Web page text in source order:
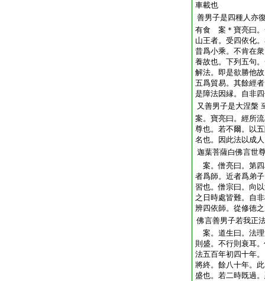
車載也
善男子是四種人亦
有食 案＊寶亮曰。
山王者。受四依化
昔爲小乘。不肯在
養故也。下列五句
解法。即是欲勝他
五爲貿易。其餘經
是障法因縁。自非
又善男子是大涅槃
案。寶亮曰。經所
尊也。若不爾。以
名也。因此法以成
迦葉菩薩白佛言世
案。僧亮曰。第
者爲師。近者爲弟
習也。僧宗曰。向
之日時處皆難。自
辨四依師。從修徳
佛言善男子若我正
案。道生曰。法
則盛。不行則衰耳
法五百年初四十年
將終。餘八十年。
盛也。若二時既過